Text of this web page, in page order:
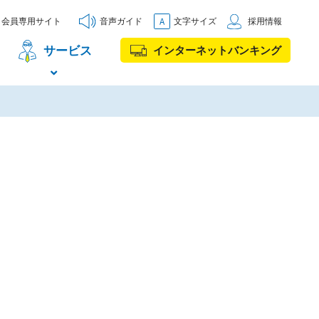
サービス インターネットバンキング
会員専用サイト 音声ガイド 文字サイズ 採用情報